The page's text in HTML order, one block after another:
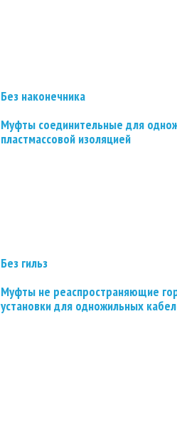
Без наконечника
Муфты соединительные для
пластмассовой изоляцией
Без гильз
Муфты не реаспространяющие
установки для одножильных